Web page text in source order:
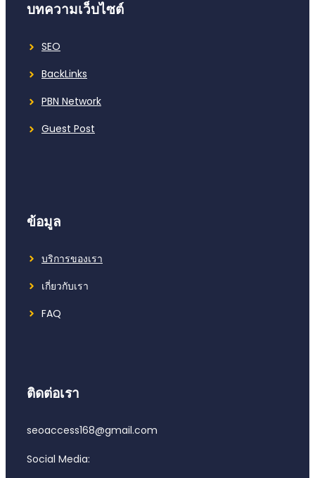
บทความเว็บไซต์
SEO
BackLinks
PBN Network
Guest Post
ข้อมูล
บริการของเรา
เกี่ยวกับเรา
FAQ
ติดต่อเรา
seoaccess168@gmail.com
Social Media: